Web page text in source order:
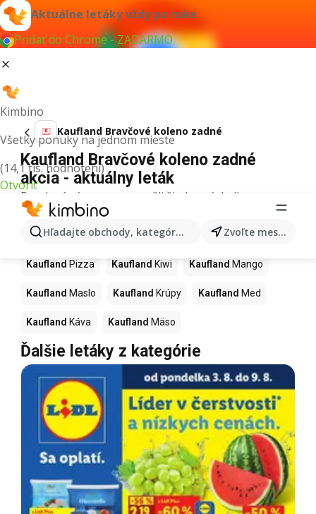
Aktuálne letáky vždy po ruke
Pridať do Chrome - ZADARMO
Kimbino
Všetky ponuky na jednom mieste
(14,1 tis. hodnotení)
Otvoriť
Hľadajte obchody, kategórie, produkty... Zvoľte mesto
Kaufland Bravčové koleno zadné
Kaufland Bravčové koleno zadné
akcia - aktuálny leták
Pre daný výraz sme nenašli žiadne výsledky.
Ďalšie produkty v obchodoch
Kaufland
Kaufland Pizza Kaufland Kiwi Kaufland Mango
Kaufland Maslo Kaufland Krúpy Kaufland Med
Kaufland Káva Kaufland Mäso
Ďalšie letáky z kategórie